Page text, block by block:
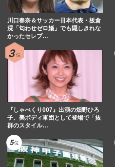
川口春奈＆サッカー日本代表・板倉
滉「匂わせゼロ婚」でも隠しきれな
かったセレブ…
『しゃべくり007』出演の畑野ひろ
子、美ボディ軍団として登場で「抜
群のスタイル…